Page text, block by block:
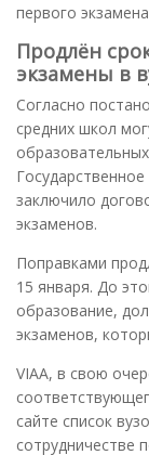
первого
Продлён
экзамены в
Согласно
средних школ
заключило
экзаменов.
Поправками
15 января. До
образование,
экзаменов,
VIAA, в свою
сайте список
сотрудничестве